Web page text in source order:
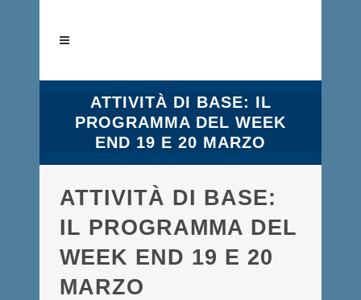
ATTIVITÀ DI BASE: IL
PROGRAMMA DEL WEEK
END 19 E 20 MARZO
ATTIVITÀ DI BASE:
IL PROGRAMMA DEL
WEEK END 19 E 20
MARZO